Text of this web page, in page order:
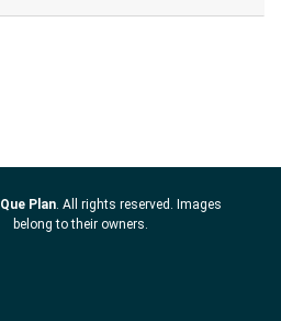
Que Plan. All rights reserved. Images
belong to their owners.